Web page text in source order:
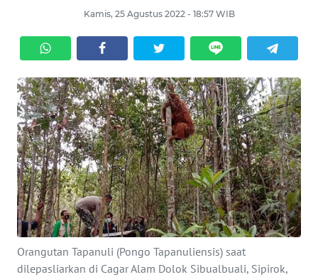
Kamis, 25 Agustus 2022 - 18:57 WIB
Orangutan Tapanuli (Pongo Tapanuliensis) saat
dilepasliarkan di Cagar Alam Dolok Sibualbuali, Sipirok,
KHAS
OPINI
HUKRIM
PERISTIWA
Informasi
BERITA